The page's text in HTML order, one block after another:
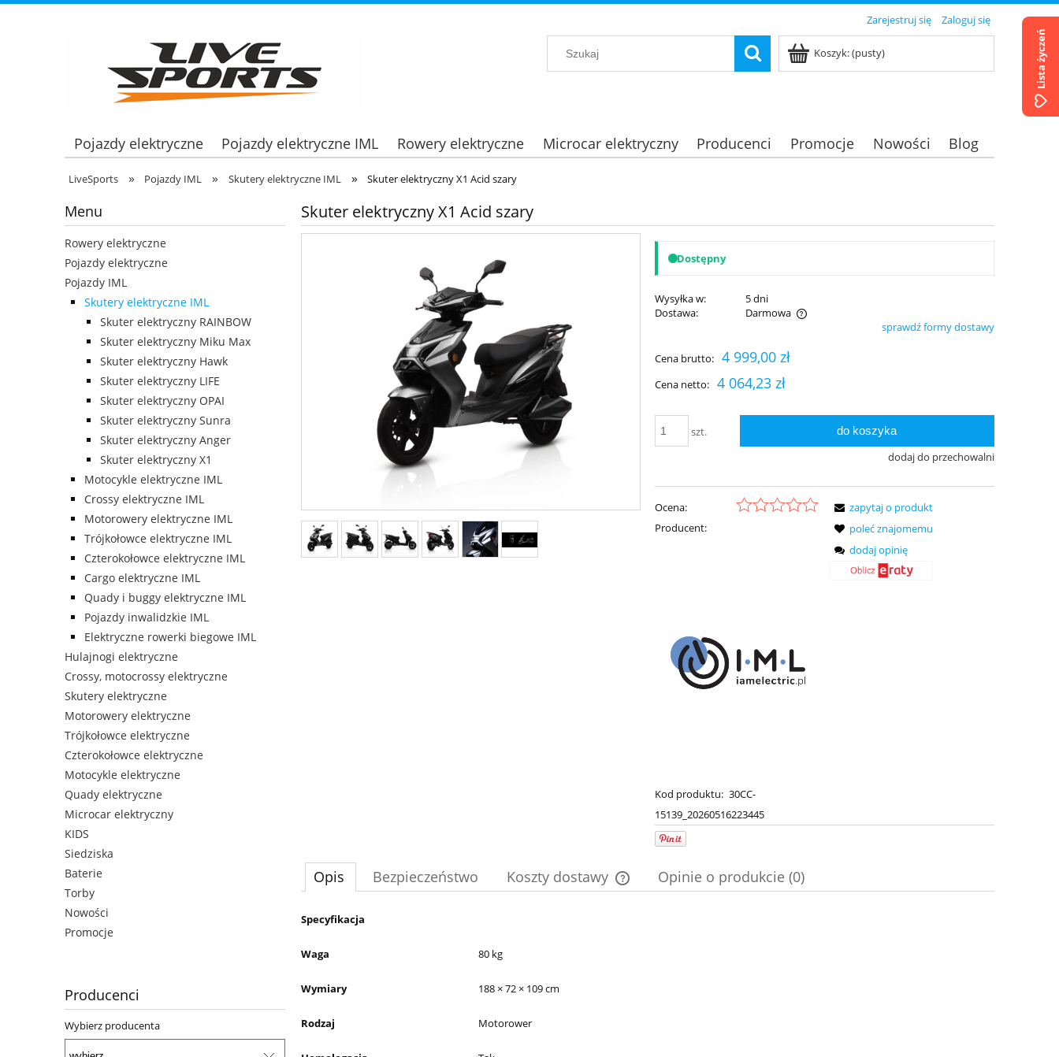
Zarejestruj się Zaloguj się
Koszyk:(pusty)
Pojazdy elektryczne Pojazdy elektryczne IML Rowery elektryczne Microcar elektryczny Producenci Promocje Nowości Blog
LiveSports » Pojazdy IML » Skutery elektryczne IML » Skuter elektryczny X1 Acid szary
Menu
Rowery elektryczne
Pojazdy elektryczne
Pojazdy IML
Skutery elektryczne IML
Skuter elektryczny RAINBOW
Skuter elektryczny Miku Max
Skuter elektryczny Hawk
Skuter elektryczny LIFE
Skuter elektryczny OPAI
Skuter elektryczny Sunra
Skuter elektryczny Anger
Skuter elektryczny X1
Motocykle elektryczne IML
Crossy elektryczne IML
Motorowery elektryczne IML
Trójkołowce elektryczne IML
Czterokołowce elektryczne IML
Cargo elektryczne IML
Quady i buggy elektryczne IML
Pojazdy inwalidzkie IML
Elektryczne rowerki biegowe IML
Hulajnogi elektryczne
Crossy, motocrossy elektryczne
Skutery elektryczne
Motorowery elektryczne
Trójkołowce elektryczne
Czterokołowce elektryczne
Motocykle elektryczne
Quady elektryczne
Microcar elektryczny
KIDS
Siedziska
Baterie
Torby
Nowości
Promocje
Producenci
Wybierz producenta
Skuter elektryczny X1 Acid szary
Dostępny
Wysyłka w:
5 dni
Dostawa:
Darmowa
sprawdź formy dostawy
Cena brutto: 4 999,00 zł
Cena netto: 4 064,23 zł
szt. do koszyka
dodaj do przechowalni
Ocena:
Producent:
Kod produktu: 30CC-
15139_20260516223445
zapytaj o produkt
poleć znajomemu
dodaj opinię
Opis Bezpieczeństwo Koszty dostawy Opinie o produkcie (0)
Specyfikacja
Waga 80 kg
Wymiary 188 × 72 × 109 cm
Rodzaj Motorower
Lista życzeń